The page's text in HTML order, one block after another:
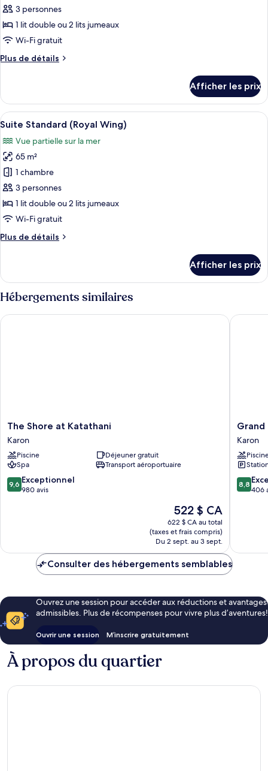
pour
ce
type
chambre :
Wing)
3 personnes
1 lit double ou 2 lits jumeaux
Wi-Fi gratuit
Plus de détails
Plus
Suite
(Beach
Wing)
Afficher les prix
Afficher
toutes
les
photos
pour
ce
type
de
chambre :
Suite
Wing)
Une chambre d’hôtel avec un
9
Suite Standard (Royal Wing)
Vue partielle sur la mer
65 m²
1 chambre
3 personnes
1 lit double ou 2 lits jumeaux
Wi-Fi gratuit
Plus de détails
Plus
Suite
Standard
(Royal
Afficher les prix
Hébergements similaires
The
Shore
at
Katathani
Karon
The Shore at Katathani
Karon
Piscine
Déjeuner gratuit
Spa
Transport aéroportuaire
9.6
sur
9,6 Exceptionnel
980 avis
Le
prix
est
de
522 $ CA
522 $ CA
622 $ CA au total
(taxes et frais compris)
Du 2 sept. au 3 sept.
The Shore at Katathani
Grand
Kata
VIP
-
Kata
Beach
Karon
Grand
Karon
8.8
sur
8,8
406
Grand
Consulter des hébergements semblables
Ouvrez une session pour accéder aux réductions et avantages
admissibles. Plus de récompenses pour vivre plus d’aventures!
Ouvrir une session M’inscrire gratuitement
À propos du quartier